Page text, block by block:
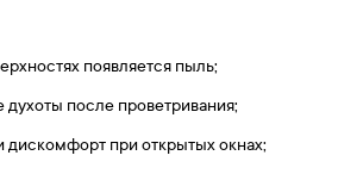
появляется пыль;
после проветривания;
дискомфорт при открытых окнах;